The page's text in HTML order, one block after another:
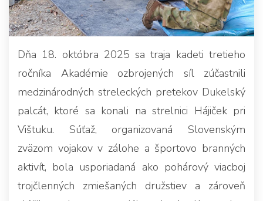
Dňa 18. októbra 2025 sa traja kadeti tretieho
ročníka Akadémie ozbrojených síl zúčastnili
medzinárodných streleckých pretekov Dukelský
palcát, ktoré sa konali na strelnici Hájiček pri
Vištuku. Súťaž, organizovaná Slovenským
zväzom vojakov v zálohe a športovo branných
aktivít, bola usporiadaná ako pohárový viacboj
trojčlenných zmiešaných družstiev a zároveň